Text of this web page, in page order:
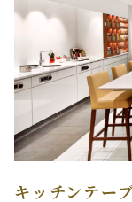
キッチンテー